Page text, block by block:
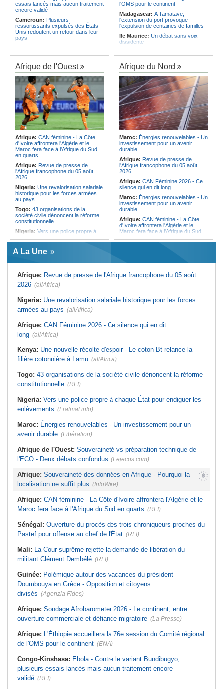
essais lancés mais aucun traitement
encore validé
Cameroun: Plusieurs
ressortissants expulsés des États-
Unis redoutent un retour dans leur
pays
Cameroun:Une campagne de
sensibilisation menée dans les
aéroports contre le trafic d'espèces
protégées
Congo-Kinshasa:« L'épidémie
d'Ebola ne montre aucun signe de
ralentissement »
Centrafrique:Reprise des
audiences criminelles après
plusieurs mois de retard
Congo-Kinshasa:Où en est le
projet d'échange de prisonniers
entre Kinshasa et l'AFC/M23?
Centrafrique:Incident au pays -
Les FACA récupèrent des armes
l'OMS pour le continent
Madagascar: A Tamatave,
l'extension du port provoque
l'expulsion de centaines de familles
Ile Maurice: Un débat sans voix
dissidente
Ile Maurice:Révision des frais de la
FSC - La crainte d'un coup de froid
sur la compétitivité
Ile Maurice:Fayzal Ally Beegun
dénonce des interpellations «sans
dignité»
Ile Maurice:Migration - Le pays
face au défi de la main-d'oeuvre de
demain
Ile Maurice:Plus d'émissions,
moins d'eau, toujours accro aux
fossiles - Le bilan climatique dans le
rouge
Ile Maurice:Le pays et l'Arabie
saoudite renforcent leur coopération
Afrique de l'Ouest
Afrique: CAN féminine - La Côte
d'Ivoire affrontera l'Algérie et le
Maroc fera face à l'Afrique du Sud
en quarts
Afrique: Revue de presse de
l'Afrique francophone du 05 août
2026
Nigeria: Une revalorisation salariale
historique pour les forces armées
au pays
Togo: 43 organisations de la
société civile dénoncent la réforme
constitutionnelle
Nigeria: Vers une police propre à
enlèvements
Afrique de l'Ouest:
Deux débats confondus
Afrique:CAN féminine - La Côte
d'Ivoire affrontera l'Algérie et le
Maroc fera face à l'Afrique du Sud
Sénégal:Ouverture du procès des
trois chroniqueurs proches du
Pastef pour offense au chef de l'État
Mali:La Cour suprême rejette la
demande de libération du militant
Clément Dembélé
Guinée:
Polémique autour des
vacances du président Doumbouya
en Grèce - Opposition et citoyens
Afrique du Nord
Maroc: Énergies renouvelables - Un
investissement pour un avenir
durable
Afrique: Revue de presse de
l'Afrique francophone du 05 août
2026
Afrique: CAN Féminine 2026 - Ce
silence qui en dit long
Maroc: Énergies renouvelables - Un
investissement pour un avenir
durable
Afrique: CAN féminine - La Côte
d'Ivoire affrontera l'Algérie et le
Maroc fera face à l'Afrique du Sud
endémique à Radès oblige le
avoir prévenu l'Espagne des risques
avant la crise migratoire
économique et diplomatique
au premier semestre
A La Une
Afrique: Revue de presse de l'Afrique francophone du 05 août
2026 (allAfrica)
Nigeria: Une revalorisation salariale historique pour les forces
armées au pays (allAfrica)
Afrique: CAN Féminine 2026 - Ce silence qui en dit
long (allAfrica)
Kenya: Une nouvelle récolte d'espoir - Le coton Bt relance la
filière cotonnière à Lamu (allAfrica)
Togo: 43 organisations de la société civile dénoncent la réforme
constitutionnelle (RFI)
Nigeria: Vers une police propre à chaque État pour endiguer les
enlèvements (Fratmat.info)
Maroc: Énergies renouvelables - Un investissement pour un
avenir durable (Libération)
Afrique de l'Ouest: Souveraineté vs préparation technique de
l'ECO - Deux débats confondus (Lejecos.com)
Afrique: Souveraineté des données en Afrique - Pourquoi la
localisation ne suffit plus (InfoWire)
Afrique: CAN féminine - La Côte d'Ivoire affrontera l'Algérie et le
Maroc fera face à l'Afrique du Sud en quarts (RFI)
Sénégal: Ouverture du procès des trois chroniqueurs proches du
Pastef pour offense au chef de l'État (RFI)
Mali: La Cour suprême rejette la demande de libération du
militant Clément Dembélé (RFI)
Guinée: Polémique autour des vacances du président
Doumbouya en Grèce - Opposition et citoyens
divisés (Agenzia Fides)
Afrique: Sondage Afrobarometer 2026 - Le continent, entre
ouverture commerciale et défiance migratoire (La Presse)
Afrique: L'Éthiopie accueillera la 76e session du Comité régional
de l'OMS pour le continent (ENA)
Congo-Kinshasa: Ebola - Contre le variant Bundibugyo,
plusieurs essais lancés mais aucun traitement encore
validé (RFI)